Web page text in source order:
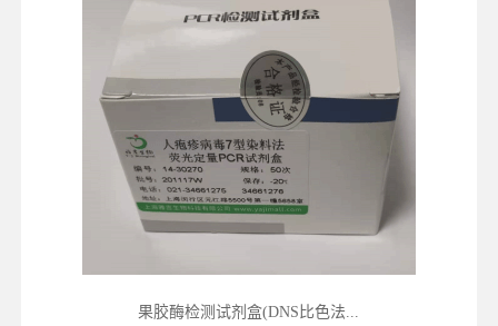
果胶酶检测试剂盒(DNS比色法...